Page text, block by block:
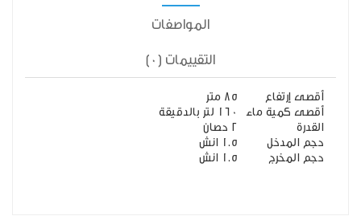
المواصفات
التقييمات (0)
أقصى إرتفاع
85 متر
أقصى كمية ماء
160 لتر بالدقيقة
القدرة
2 حصان
حجم المدخل
1.5 انش
حجم المخرج
1.5 انش